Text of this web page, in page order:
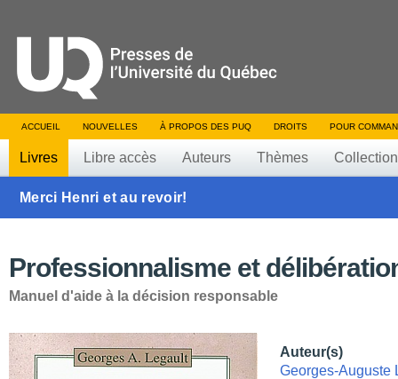
ACCUEIL NOUVELLES À PROPOS DES PUQ DROITS POUR
Livres Libre accès Auteurs Thèmes
Merci Henri et au revoir!
Professionnalisme et
Manuel d'aide à la décision responsable
Auteur(s)
Georges-Auguste